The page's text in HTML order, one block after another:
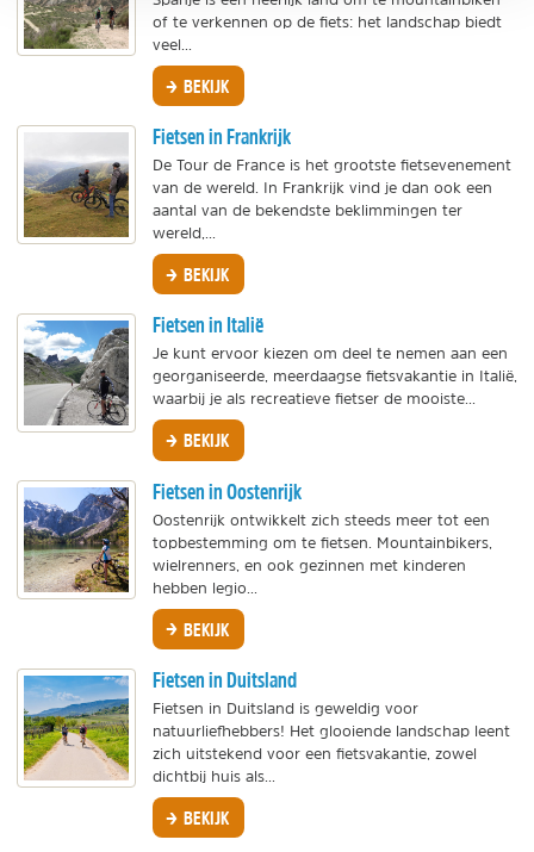
of te verkennen op de fiets: het landschap biedt
veel...
BEKIJK
Fietsen in Frankrijk
De Tour de France is het grootste fietsevenement
van de wereld. In Frankrijk vind je dan ook een
aantal van de bekendste beklimmingen ter
wereld,...
BEKIJK
Fietsen in Italië
Je kunt ervoor kiezen om deel te nemen aan een
georganiseerde, meerdaagse fietsvakantie in Italië,
waarbij je als recreatieve fietser de mooiste...
BEKIJK
Fietsen in Oostenrijk
Oostenrijk ontwikkelt zich steeds meer tot een
topbestemming om te fietsen. Mountainbikers,
wielrenners, en ook gezinnen met kinderen
hebben legio...
BEKIJK
Fietsen in Duitsland
Fietsen in Duitsland is geweldig voor
natuurliefhebbers! Het glooiende landschap leent
zich uitstekend voor een fietsvakantie, zowel
dichtbij huis als...
BEKIJK